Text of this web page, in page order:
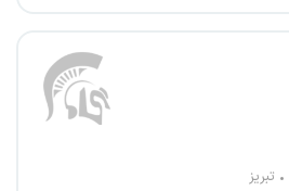
تبریز